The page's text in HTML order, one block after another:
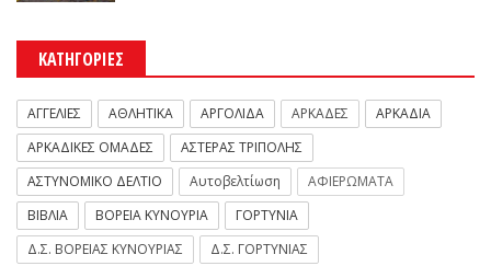
ΚΑΤΗΓΟΡΙΕΣ
ΑΓΓΕΛΙΕΣ ΑΘΛΗΤΙΚΑ ΑΡΓΟΛΙΔΑ ΑΡΚΑΔΕΣ
ΑΡΚΑΔΙΑ
ΑΡΚΑΔΙΚΕΣ ΟΜΑΔΕΣ
ΑΣΤΕΡΑΣ ΤΡΙΠΟΛΗΣ
ΑΣΤΥΝΟΜΙΚΟ ΔΕΛΤΙΟ
Αυτοβελτίωση
ΑΦΙΕΡΩΜΑΤΑ
ΒΙΒΛΙΑ
ΒΟΡΕΙΑ ΚΥΝΟΥΡΙΑ
ΓΟΡΤΥΝΙΑ
Δ.Σ. ΒΟΡΕΙΑΣ ΚΥΝΟΥΡΙΑΣ
Δ.Σ. ΓΟΡΤΥΝΙΑΣ